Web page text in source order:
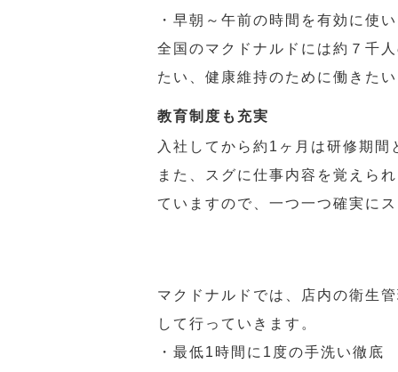
・早朝～午前の時間を有効に使
全国のマクドナルドには約７千
たい、健康維持のために働きた
教育制度も充実
入社してから約1ヶ月は研修期
また、スグに仕事内容を覚えら
ていますので、一つ一つ確実に
マクドナルドでは、店内の衛生
して行っていきます。
・最低1時間に1度の手洗い徹底